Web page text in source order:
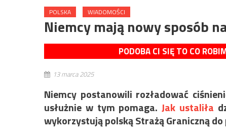
POLSKA WIADOMOŚCI
Niemcy mają nowy sposób
PODOBA CI SIĘ TO CO
13 marca 2025
Niemcy postanowili rozładować
usłużnie w tym pomaga.Jak ustaliła
wykorzystują polską Strażą Graniczną